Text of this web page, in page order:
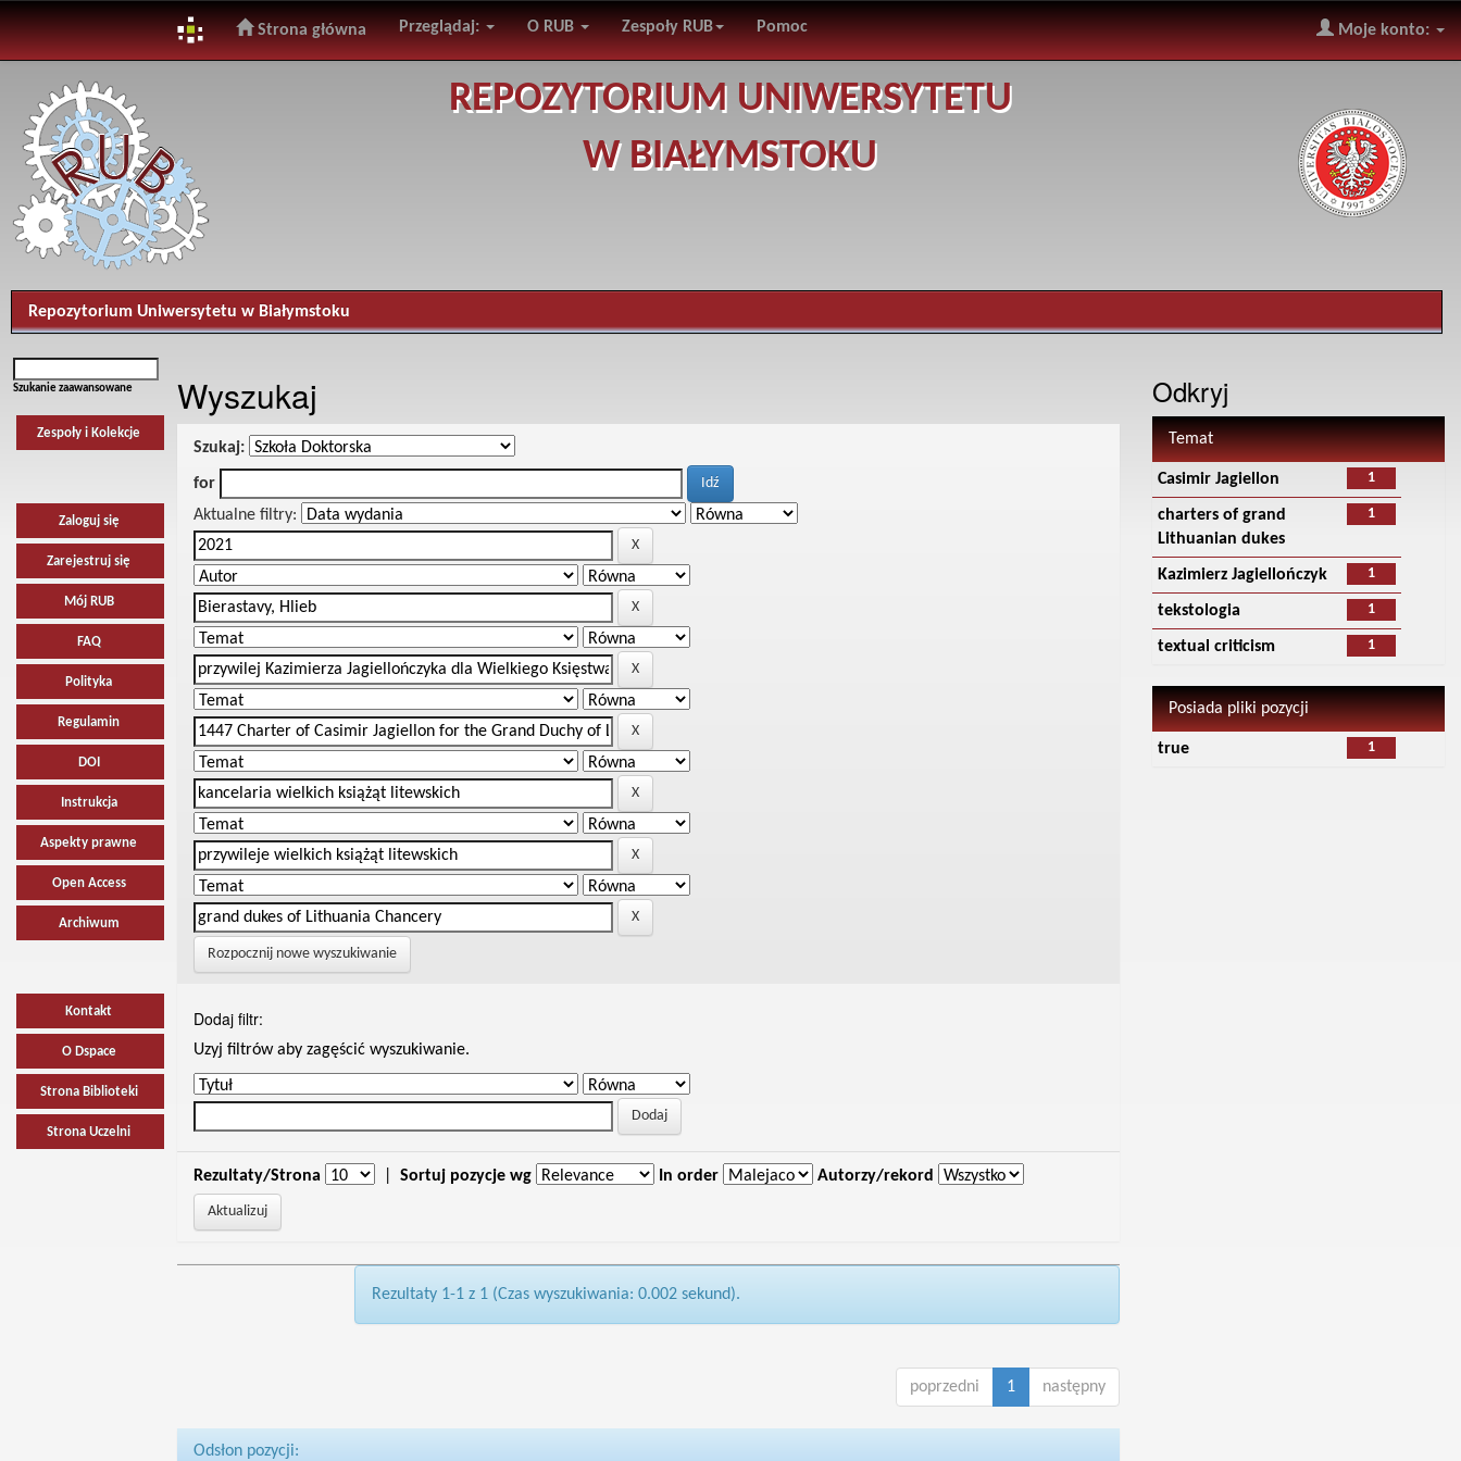
navigation
Strona główna Przeglądaj: O RUB Zespoły RUB Pomoc Moje konto:
REPOZYTORIUM UNIWERSYTETU
W BIAŁYMSTOKU
Repozytorium Uniwersytetu w Białymstoku
Szukanie zaawansowane
Zespoły i Kolekcje
Zaloguj się
Zarejestruj się
Mój RUB
FAQ
Polityka
Regulamin
DOI
Instrukcja
Aspekty prawne
Open Access
Archiwum
Kontakt
O Dspace
Strona Biblioteki
Strona Uczelni
Wyszukaj
Szukaj:
for
Aktualne filtry:
Rozpocznij nowe wyszukiwanie
Dodaj filtr:
Uzyj filtrów aby zagęścić wyszukiwanie.
Rezultaty/Strona Sortuj pozycje wg In order Autorzy/rekord
Rezultaty 1-1 z 1 (Czas wyszukiwania: 0.002 sekund).
poprzedni 1 następny
Odsłon pozycji:
Odkryj
Temat
1
Casimir Jagiellon
1
charters of grand
Lithuanian dukes
1
Kazimierz Jagiellończyk
1
tekstologia
1
textual criticism
Posiada pliki pozycji
1
true